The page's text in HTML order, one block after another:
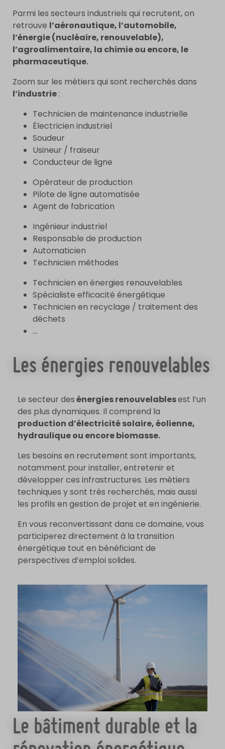
Parmi les secteurs industriels qui recrutent, on
retrouve l’aéronautique, l’automobile,
l’énergie (nucléaire, renouvelable),
l’agroalimentaire, la chimie ou encore, le
pharmaceutique.
Zoom sur les métiers qui sont recherchés dans
l’industrie:
Technicien de maintenance industrielle
Électricien industriel
Soudeur
Usineur / fraiseur
Conducteur de ligne
Opérateur de production
Pilote de ligne automatisée
Agent de fabrication
Ingénieur industriel
Responsable de production
Automaticien
Technicien méthodes
Technicien en énergies renouvelables
Spécialiste efficacité énergétique
Technicien en recyclage / traitement des
déchets
…
Les énergies renouvelables
Le secteur desénergies renouvelablesest l’un
des plus dynamiques. Il comprend la
production d’électricité solaire, éolienne,
hydraulique ou encore biomasse.
Les besoins en recrutement sont importants,
notamment pour installer, entretenir et
développer ces infrastructures. Les métiers
techniques y sont très recherchés, mais aussi
les profils en gestion de projet et en ingénierie.
En vous reconvertissant dans ce domaine, vous
participerez directement à la transition
énergétique tout en bénéficiant de
perspectives d’emploi solides.
Le bâtiment durable et la